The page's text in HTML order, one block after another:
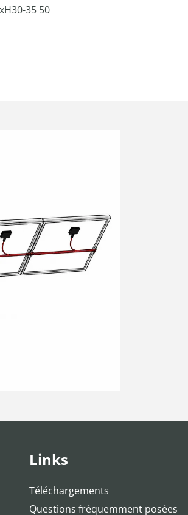
35 50
Links
Téléchargements
Questions fréquemment posées